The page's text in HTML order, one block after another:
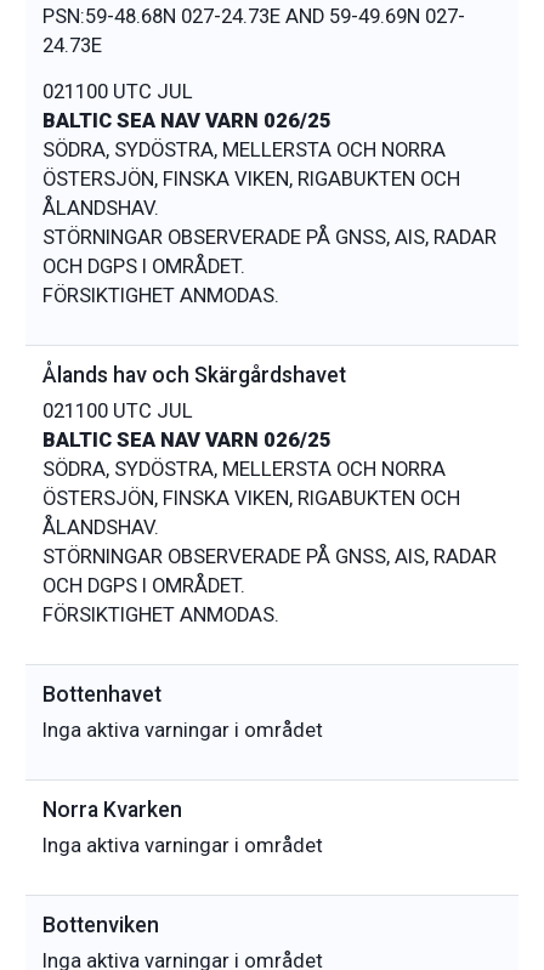
PSN:59-48.68N 027-24.73E AND 59-49.69N 027-
021100 UTC JUL
BALTIC SEA NAV VARN 026/25
SÖDRA, SYDÖSTRA, MELLERSTA OCH NORRA
ÖSTERSJÖN, FINSKA VIKEN, RIGABUKTEN OCH
ÅLANDSHAV.
STÖRNINGAR OBSERVERADE PÅ GNSS, AIS, RADAR
OCH DGPS I OMRÅDET.
Ålands hav och Skärgårdshavet
021100 UTC JUL
BALTIC SEA NAV VARN 026/25
SÖDRA, SYDÖSTRA, MELLERSTA OCH NORRA
ÖSTERSJÖN, FINSKA VIKEN, RIGABUKTEN OCH
ÅLANDSHAV.
STÖRNINGAR OBSERVERADE PÅ GNSS, AIS, RADAR
OCH DGPS I OMRÅDET.
Bottenhavet
Inga aktiva varningar i området
Norra Kvarken
Inga aktiva varningar i området
Bottenviken
Inga aktiva varningar i området